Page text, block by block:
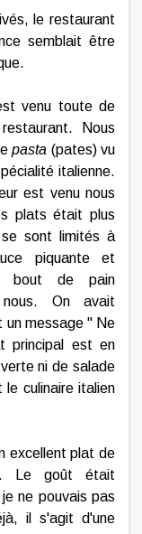
le restaurant
semblait être
venu toute de
Nous
pasta (pates) vu
italienne.
est venu nous
plats était plus
sont limités à
piquante et
bout de pain
On avait
un message " Ne
principal est en
ni de salade
culinaire italien
excellent plat de
Le goût était
ne pouvais pas
il s'agit d'une